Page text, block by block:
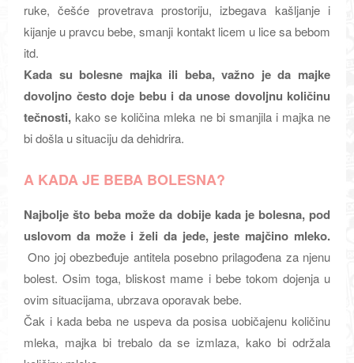
ruke, češće provetrava prostoriju, izbegava kašljanje i
kijanje u pravcu bebe, smanji kontakt licem u lice sa bebom
itd.
Kada su bolesne majka ili beba, važno je da majke
dovoljno često doje bebu i da unose dovoljnu količinu
tečnosti, kako se količina mleka ne bi smanjila i majka ne
bi došla u situaciju da dehidrira.
A KADA JE BEBA BOLESNA?
Najbolje što beba može da dobije kada je bolesna, pod
uslovom da može i želi da jede, jeste majčino mleko.
Ono joj obezbeđuje antitela posebno prilagođena za njenu
bolest. Osim toga, bliskost mame i bebe tokom dojenja u
ovim situacijama, ubrzava oporavak bebe.
Čak i kada beba ne uspeva da posisa uobičajenu količinu
mleka, majka bi trebalo da se izmlaza, kako bi održala